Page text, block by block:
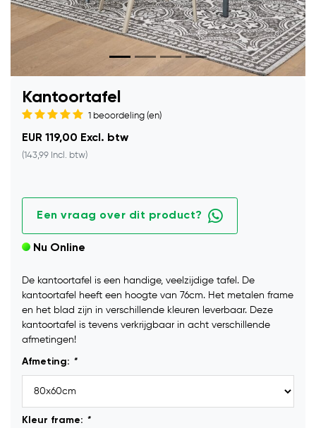
Kantoortafel
1 beoordeling (en)
EUR 119,00 Excl. btw
(143,99 Incl. btw)
Een vraag over dit product?
Nu Online
De kantoortafel is een handige, veelzijdige tafel. De
kantoortafel heeft een hoogte van 76cm. Het metalen frame
en het blad zijn in verschillende kleuren leverbaar. Deze
kantoortafel is tevens verkrijgbaar in acht verschillende
afmetingen!
Afmeting: *
Kleur frame: *